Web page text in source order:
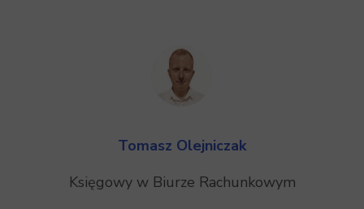
Tomasz Olejniczak
Księgowy w Biurze Rachunkowym